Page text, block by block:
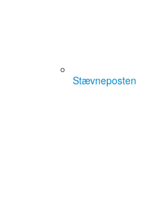
Stævneposten